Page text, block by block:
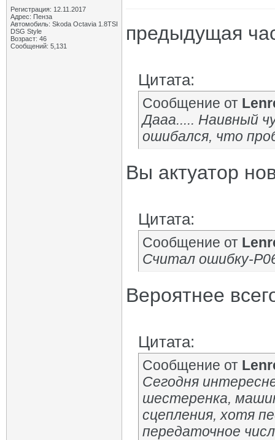
Регистрация: 12.11.2017
Адрес: Пенза
Автомобиль: Skoda Octavia 1.8TSI
DSG Style
Возраст: 46
Сообщений: 5,131
предыдущая
Цитата:
Сообщение от
Дааа..... Наивный
ошибался, что
Вы актуатор
Цитата:
Сообщение от
Считал ошибку-
Вероятнее
Цитата:
Сообщение от
Сегодня
шестеренка,
сцепления, хотя
передаточное